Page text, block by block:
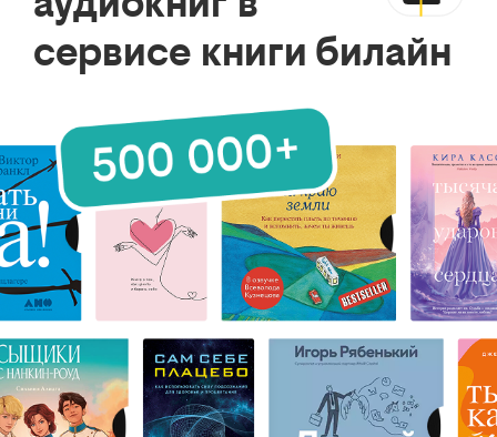
сервисе книги билайн